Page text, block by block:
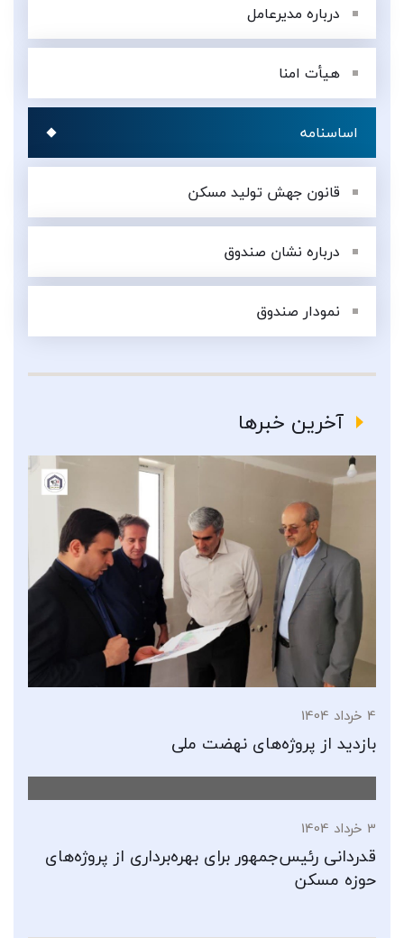
درباره مدیرعامل
هیأت امنا
اساسنامه
قانون جهش تولید مسکن
درباره نشان صندوق
نمودار صندوق
آخرین خبرها
4 خرداد 1404
بازدید از پروژه‌های نهضت ملی
3 خرداد 1404
قدردانی رئیس‌جمهور برای بهره‌برداری از پروژه‌های
حوزه مسکن